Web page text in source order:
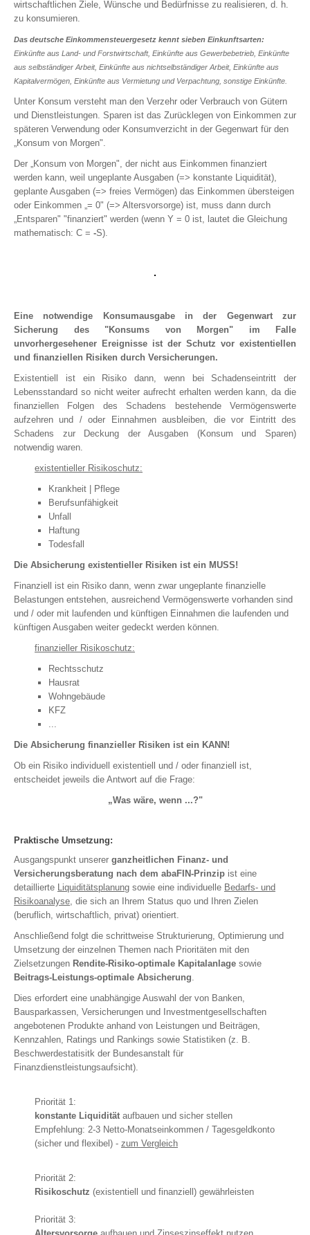
KFZ
PKW (private Nutzung)
Motorrad
Wohnmobil
Wohnwagen
Tiere
Hundehalterhaftpflicht
Pferdehalterhaftpflicht
Tier-OP-Versicherung
Reiseversicherung
Bootsversicherung
Veranstaltungshaftpflicht
Rechtsschutz für Firmen
Kautionsversicherung
PKW (gewerbliche Nutzung)
LKW
PRIVATE ALTERSVORSORGE
Private Rentenversicherung
Riester-Rente
Basisrente (Rürup)
Rentenversicherung gegen Einmalbeitrag
BETRIEBLICHE ALTERSVORSORGE
Direktversicherung
Unterstützungskasse
Pensionskasse
Pensionsfonds
Pensionszusage
RENTENCHECK
Girokonto
Tagesgeld
Bausparen
Edelmetalle
ETF - Managed Depot
IMMOBILIEN
Finanzierung
Vermittlung
wirtschaftlichen Ziele, Wünsche und Bedürfnisse zu realisieren, d. h.
zu konsumieren.
Das deutsche Einkommensteuergesetz kennt sieben Einkunftsarten:
Einkünfte aus Land- und Forstwirtschaft, Einkünfte aus Gewerbebetrieb, Einkünfte
aus selbständiger Arbeit, Einkünfte aus nichtselbständiger Arbeit, Einkünfte aus
Kapitalvermögen, Einkünfte aus Vermietung und Verpachtung, sonstige Einkünfte.
Unter Konsum versteht man den Verzehr oder Verbrauch von Gütern
und Dienstleistungen. Sparen ist das Zurücklegen von Einkommen zur
späteren Verwendung oder Konsumverzicht in der Gegenwart für den
„Konsum von Morgen".
Der „Konsum von Morgen", der nicht aus Einkommen finanziert
werden kann, weil ungeplante Ausgaben (=> konstante Liquidität),
geplante Ausgaben (=> freies Vermögen) das Einkommen übersteigen
oder Einkommen „= 0" (=> Altersvorsorge) ist, muss dann durch
„Entsparen" "finanziert" werden (wenn Y = 0 ist, lautet die Gleichung
mathematisch: C = -S).
Eine notwendige Konsumausgabe in der Gegenwart zur
Sicherung des "Konsums von Morgen" im Falle
unvorhergesehener Ereignisse ist der Schutz vor existentiellen
und finanziellen Risiken durch Versicherungen.
Existentiell ist ein Risiko dann, wenn bei Schadenseintritt der
Lebensstandard so nicht weiter aufrecht erhalten werden kann, da die
finanziellen Folgen des Schadens bestehende Vermögenswerte
aufzehren und / oder Einnahmen ausbleiben, die vor Eintritt des
Schadens zur Deckung der Ausgaben (Konsum und Sparen)
notwendig waren.
existentieller Risikoschutz:
Krankheit | Pflege
Berufsunfähigkeit
Unfall
Haftung
Todesfall
Die Absicherung existentieller Risiken ist ein MUSS!
Finanziell ist ein Risiko dann, wenn zwar ungeplante finanzielle
Belastungen entstehen, ausreichend Vermögenswerte vorhanden sind
und / oder mit laufenden und künftigen Einnahmen die laufenden und
künftigen Ausgaben weiter gedeckt werden können.
finanzieller Risikoschutz:
Rechtsschutz
Hausrat
Wohngebäude
KFZ
...
Die Absicherung finanzieller Risiken ist ein KANN!
Ob ein Risiko individuell existentiell und / oder finanziell ist,
entscheidet jeweils die Antwort auf die Frage:
„Was wäre, wenn ...?"
Praktische Umsetzung:
Ausgangspunkt unserer ganzheitlichen Finanz- und
Versicherungsberatung nach dem abaFIN-Prinzip ist eine
detaillierte Liquiditätsplanung sowie eine individuelle Bedarfs- und
Risikoanalyse, die sich an Ihrem Status quo und Ihren Zielen
(beruflich, wirtschaftlich, privat) orientiert.
Anschließend folgt die schrittweise Strukturierung, Optimierung und
Umsetzung der einzelnen Themen nach Prioritäten mit den
Zielsetzungen Rendite-Risiko-optimale Kapitalanlage sowie
Beitrags-Leistungs-optimale Absicherung.
Dies erfordert eine unabhängige Auswahl der von Banken,
Bausparkassen, Versicherungen und Investmentgesellschaften
angebotenen Produkte anhand von Leistungen und Beiträgen,
Kennzahlen, Ratings und Rankings sowie Statistiken (z. B.
Beschwerdestatisitk der Bundesanstalt für
Finanzdienstleistungsaufsicht).
Priorität 1:
konstante Liquidität aufbauen und sicher stellen
Empfehlung: 2-3 Netto-Monatseinkommen / Tagesgeldkonto
(sicher und flexibel) - zum Vergleich
Priorität 2:
Risikoschutz (existentiell und finanziell) gewährleisten
Priorität 3: